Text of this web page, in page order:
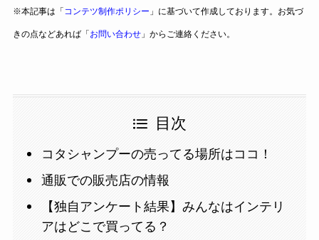
※本記事は「 コンテツ制作ポリシー 」に基づいて作成しております。お気づ
きの点などあれば「お問い合わせ」からご連絡ください。
目次
コタシャンプーの売ってる場所はココ！
通販での販売店の情報
【独自アンケート結果】みんなはインテリ
アはどこで買ってる？